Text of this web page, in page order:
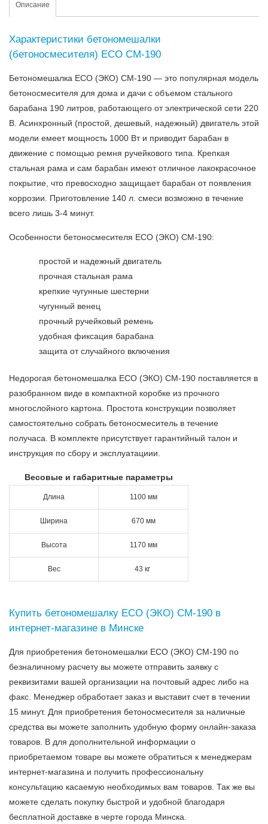
Описание
Характеристики бетономешалки
(бетоносмесителя) ECO CM-190
Бетономешалка ECO (ЭКО) CM-190 — это популярная модель
бетоносмесителя для дома и дачи с объемом стального
барабана 190 литров, работающего от электрической сети 220
В. Асинхронный (простой, дешевый, надежный) двигатель этой
модели емеет мощность 1000 Вт и приводит барабан в
движение с помощью ремня ручейкового типа. Крепкая
стальная рама и сам барабан имеют отличное лакокрасочное
покрытие, что превосходно защищает барабан от появления
коррозии. Приготовление 140 л. смеси возможно в течение
всего лишь 3-4 минут.
Особенности бетоносмесителя ECO (ЭКО) CM-190:
простой и надежный двигатель
прочная стальная рама
крепкие чугунные шестерни
чугунный венец
прочный ручейковый ремень
удобная фиксация барабана
защита от случайного включения
Недорогая бетономешалка ECO (ЭКО) CM-190 поставляется в
разобранном виде в компактной коробке из прочного
многослойного картона. Простота конструкции позволяет
самостоятельно собрать бетоносмеситель в течение
получаса. В комплекте присутствует гарантийный талон и
инструкция по сбору и эксплуатациии.
Весовые и габаритные параметры
Длина 1100 мм
Ширина 670 мм
Высота 1170 мм
Вес 43 кг
Купить бетономешалку ECO (ЭКО) CM-190 в
интернет-магазине в Минске
Для приобретения бетономешалки ECO (ЭКО) CM-190 по
безналичному расчету вы можете отправить заявку с
реквизитами вашей организации на почтовый адрес либо на
факс. Менеджер обработает заказ и выставит счет в течении
15 минут. Для приобретения бетоносмесителя за наличные
средства вы можете заполнить удобную форму онлайн-заказа
товаров. В для дополнительной информации о
приобретаемом товаре вы можете обратиться к менеджерам
интернет-магазина и получить профессиональну
консультацию касаемую необходимых вам товаров. Так же вы
можете сделать покупку быстрой и удобной благодаря
бесплатной доставке в черте города Минска.